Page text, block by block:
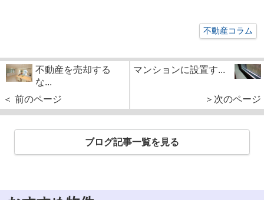
不動産コラム
不動産を売却する
な...
＜ 前のページ
マンションに設置す...
＞次のページ
ブログ記事一覧を見る